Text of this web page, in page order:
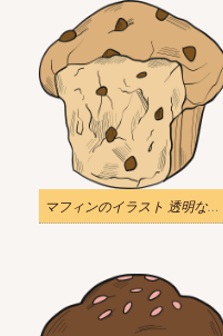
マフィンのイラスト 透明な背景 7